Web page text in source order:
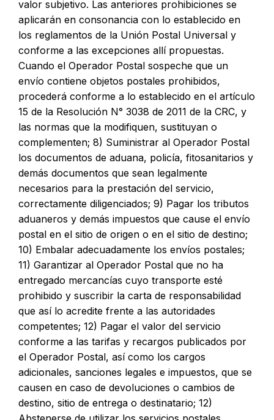
valor subjetivo. Las anteriores prohibiciones se
aplicarán en consonancia con lo establecido en
los reglamentos de la Unión Postal Universal y
conforme a las excepciones allí propuestas.
Cuando el Operador Postal sospeche que un
envío contiene objetos postales prohibidos,
procederá conforme a lo establecido en el artículo
15 de la Resolución N° 3038 de 2011 de la CRC, y
las normas que la modifiquen, sustituyan o
complementen; 8) Suministrar al Operador Postal
los documentos de aduana, policía, fitosanitarios y
demás documentos que sean legalmente
necesarios para la prestación del servicio,
correctamente diligenciados; 9) Pagar los tributos
aduaneros y demás impuestos que cause el envío
postal en el sitio de origen o en el sitio de destino;
10) Embalar adecuadamente los envíos postales;
11) Garantizar al Operador Postal que no ha
entregado mercancías cuyo transporte esté
prohibido y suscribir la carta de responsabilidad
que así lo acredite frente a las autoridades
competentes; 12) Pagar el valor del servicio
conforme a las tarifas y recargos publicados por
el Operador Postal, así como los cargos
adicionales, sanciones legales e impuestos, que se
causen en caso de devoluciones o cambios de
destino, sitio de entrega o destinatario; 12)